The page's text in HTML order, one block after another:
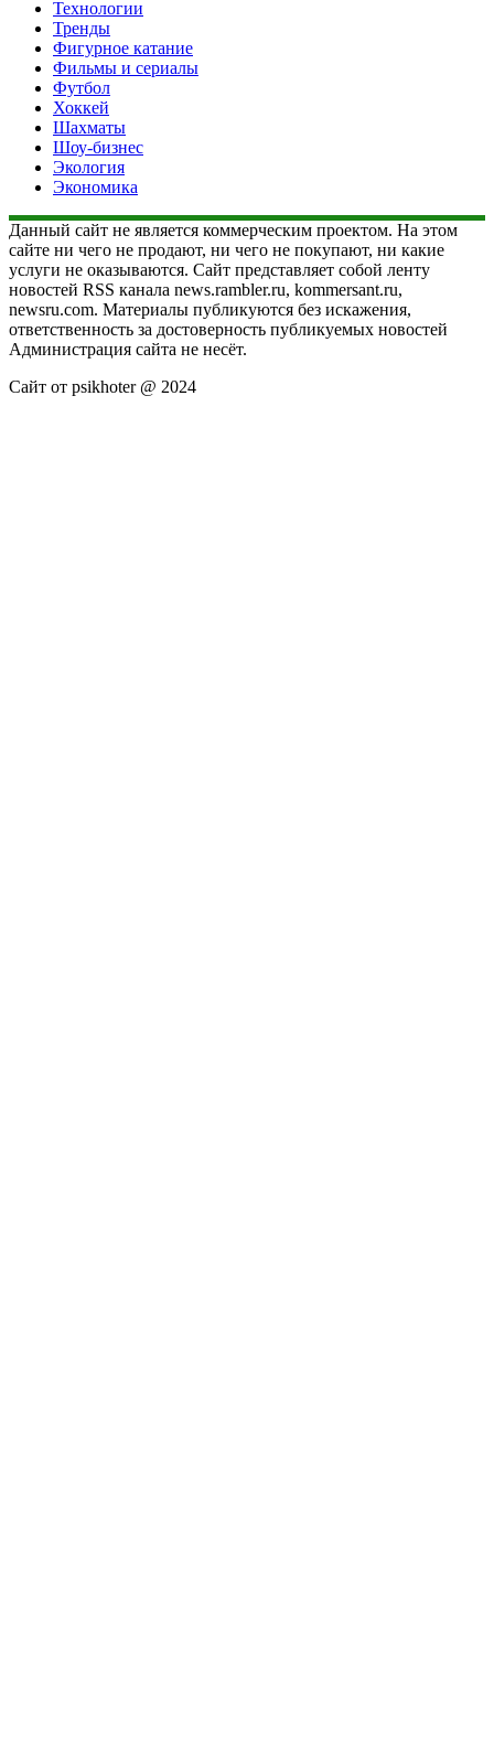
Технологии
Тренды
Фигурное катание
Фильмы и сериалы
Футбол
Хоккей
Шахматы
Шоу-бизнес
Экология
Экономика
Данный сайт не является коммерческим проектом. На этом
сайте ни чего не продают, ни чего не покупают, ни какие
услуги не оказываются. Сайт представляет собой ленту
новостей RSS канала news.rambler.ru, kommersant.ru,
newsru.com. Материалы публикуются без искажения,
ответственность за достоверность публикуемых новостей
Администрация сайта не несёт.
Сайт от psikhoter @ 2024